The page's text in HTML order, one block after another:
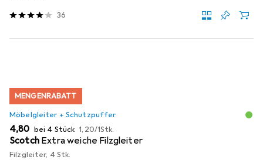
36
MENGENRABATT
Möbelgleiter + Schutzpuffer
EUR
4,80 bei 4 Stück EUR
1,20/1Stk.
Scotch Extra weiche Filzgleiter
Filzgleiter, 4 Stk.